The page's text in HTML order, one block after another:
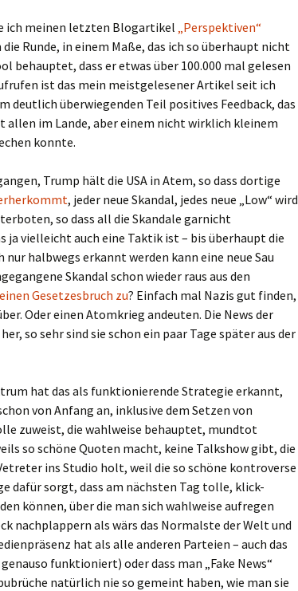
ich meinen letzten Blogartikel „Perspektiven“
Runde, in einem Maße, das ich so überhaupt nicht
dass er etwas über 100.000 mal gelesen
ist das mein meistgelesener Artikel seit ich
deutlich überwiegenden Teil positives Feedback, das
allen im Lande, aber einem nicht wirklich kleinem
konnte.
Trump hält die USA in Atem, so dass dortige
, jeder neue Skandal, jedes neue „Low“ wird
so dass all die Skandale garnicht
ja vielleicht auch eine Taktik ist – bis überhaupt die
nur halbwegs erkannt werden kann eine neue Sau
Skandal schon wieder raus aus den
Gesetzesbruch zu? Einfach mal Nazis gut finden,
Oder einen Atomkrieg andeuten. Die News der
so sehr sind sie schon ein paar Tage später aus der
hat das als funktionierende Strategie erkannt,
von Anfang an, inklusive dem Setzen von
zuweist, die wahlweise behauptet, mundtot
so schöne Quoten macht, keine Talkshow gibt, die
ins Studio holt, weil die so schöne kontroverse
dafür sorgt, dass am nächsten Tag tolle, klick-
können, über die man sich wahlweise aufregen
nachplappern als wärs das Normalste der Welt und
hat als alle anderen Parteien – auch das
funktioniert) oder dass man „Fake News“
natürlich nie so gemeint haben, wie man sie